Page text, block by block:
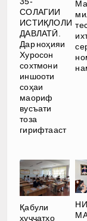
СОЛАГИИ
ИСТИҚЛОЛИ
ДАВЛАТӢ.
Дар ноҳияи
Хуросон
сохтмони
иншооти
соҳаи
маориф
вусъати
тоза
гирифтааст
Қабули
ҳуҷҷатҳо